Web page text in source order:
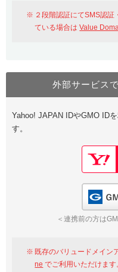
おすすめ One レンタル
Value
Google
GMO ID
※Amazonは
Value
以
Google
GMO ID
２段階認証にてSMS認
ている場合はValue
外部サービス
Yahoo! JAPAN IDやGMO ID
す。
＜連携前の方は
既存のバリュードメイン
ne でご利用いただけます